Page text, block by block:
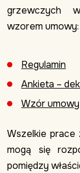
grzewczych
wzorem umowy:
Regulamin
Ankieta –
Wzór
Wszelkie prace
mogą się
pomiędzy